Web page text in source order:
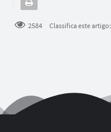
2584 Classifica este artigo: